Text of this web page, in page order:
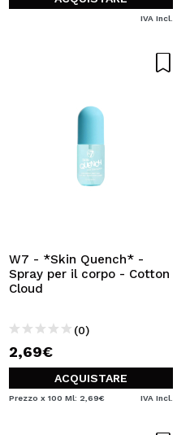
IVA Incl.
W7 - *Skin Quench* -
Spray per il corpo - Cotton
Cloud
(0)
2,69€
ACQUISTARE
Prezzo x 100 Ml: 2,69€ IVA Incl.